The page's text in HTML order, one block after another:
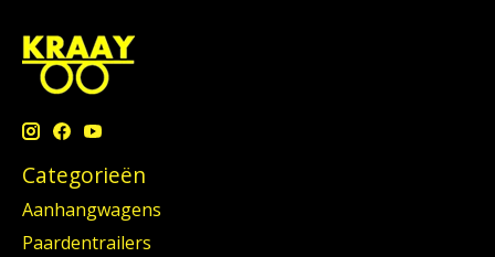
Categorieën
Aanhangwagens
Paardentrailers